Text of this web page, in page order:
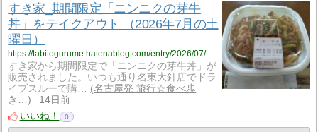
すき家_期間限定「ニンニクの芽牛
丼」をテイクアウト （2026年7月の土
曜日）
https://tabitogurume.hatenablog.com/entry/2026/07/25/181624
すき家から期間限定で「ニンニクの芽牛丼」が
販売されました。いつも通り名東大針店でドラ
イブスルーで購…
名古屋発 旅行☆食べ歩
き…
14日前
いいね！
0